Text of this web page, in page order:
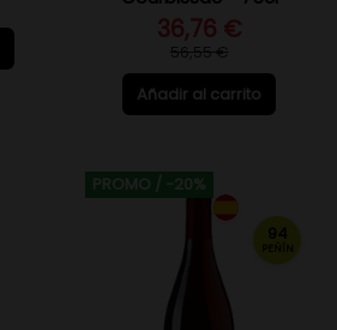
36,76 €
56,55 €
Añadir al carrito
PROMO / -20%
94